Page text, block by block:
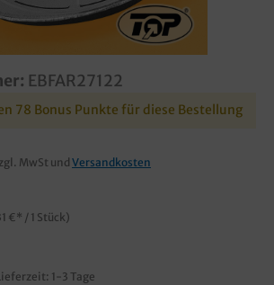
EBFAR27122
78 Bonus Punkte für diese Bestellung
MwSt undVersandkosten
€* / 1 Stück)
1-3 Tage